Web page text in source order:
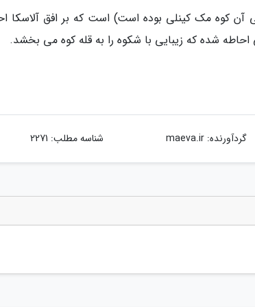
با 20310 فوت دنالی (نام قبلی آن کوه مک کینلی بوده است) است که بر افق
شده که زیبایی با شکوه را به قله کوه می بخشد.
گردآورنده:maeva.ir شناسه مطلب: 2271